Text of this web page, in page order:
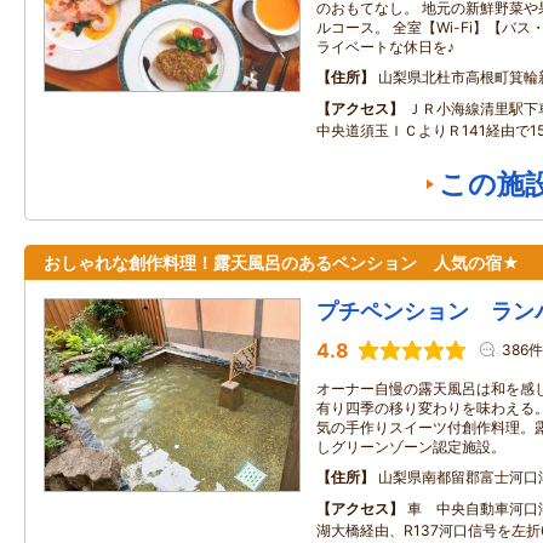
のおもてなし。 地元の新鮮野菜
ルコース。 全室【Wi-Fi】【バス
ライベートな休日を♪
住所
山梨県北杜市高根町箕輪
アクセス
ＪＲ小海線清里駅
中央道須玉ＩＣよりＲ141経由で
この施
おしゃれな創作料理！露天風呂のあるペンション 人気の宿★
プチペンション ラン
4.8 386件
オーナー自慢の露天風呂は和を感
有り四季の移り変わりを味わえる
気の手作りスイーツ付創作料理。
しグリーンゾーン認定施設。
住所
山梨県南都留郡富士河
アクセス
車 中央自動車河口
湖大橋経由、R137河口信号を左